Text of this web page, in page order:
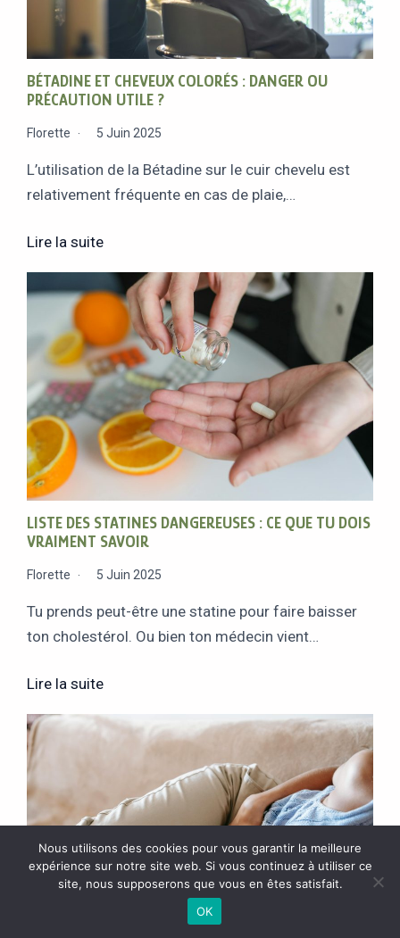
BÉTADINE ET CHEVEUX COLORÉS : DANGER OU
PRÉCAUTION UTILE ?
Florette 5 Juin 2025
L’utilisation de la Bétadine sur le cuir chevelu est
relativement fréquente en cas de plaie,…
Lire la suite
LISTE DES STATINES DANGEREUSES : CE QUE TU DOIS
VRAIMENT SAVOIR
Florette 5 Juin 2025
Tu prends peut-être une statine pour faire baisser
ton cholestérol. Ou bien ton médecin vient…
Lire la suite
Nous utilisons des cookies pour vous garantir la meilleure
expérience sur notre site web. Si vous continuez à utiliser ce
site, nous supposerons que vous en êtes satisfait.
OK